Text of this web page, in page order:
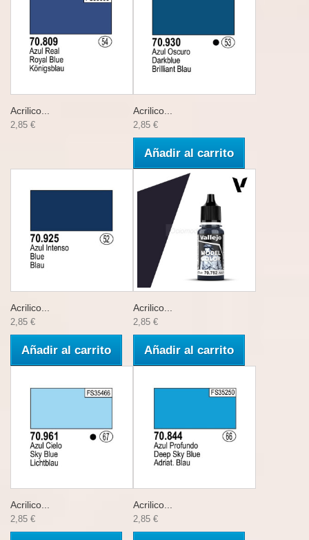
Acrilico...
2,85 €
Acrilico...
2,85 €
Añadir al carrito
Acrilico...
2,85 €
Añadir al carrito
Acrilico...
2,85 €
Añadir al carrito
Acrilico...
2,85 €
Acrilico...
2,85 €